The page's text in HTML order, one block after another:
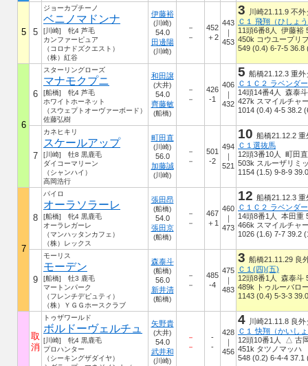
5 5
ジョーカプチーノ
ベニノマドンナ
[川崎] 牝4 芦毛
カンファーピュア
（コロナドズクエスト）
（株）紅谷
伊藤裕
(川崎)
54.0
田邊陽
(川崎)
－
－
452
＋2
443
｜
453
3
川崎21.11.9 不外
Ｃ１ 飛翔（ひしょ
11頭6番8人 伊藤裕
450k コウユープリ
549 (0.4) 6-7-5 36.8
6
6
スターリングローズ
マナモクプニ
[船橋] 牝4 芦毛
ホワイトホーネット
（スウェプトオーヴァーボード）
佐藤弘樹
和田譲
(大井)
54.0
齊藤敏
(船橋)
－
－
426
-1
406
｜
432
5 船橋21.12.3 重外
14頭14番4人 森泰
427k スマイルチャ
1014 (0.4) 4-5 38.2
7
カネヒキリ
スケールアップ
[川崎] 牡8 黒鹿毛
ダイコーマリーン
（シャンハイ）
高岡浩行
町田直
(川崎)
56.0
加藤誠
(川崎)
－
－
501
-2
494
｜
521
10 船橋21.12.2 重
Ｃ１選抜馬
12頭3番10人 町田
503k スルーザリミ
1154 (1.5) 9-8-9
7
8
パイロ
オーラソラーレ
[船橋] 牝4 黒鹿毛
オーラレガーレ
（マンハッタンカフェ）
（株）レックス
張田昂
(船橋)
54.0
張田京
(船橋)
－
－
467
＋1
460
｜
473
12 船橋21.12.3 重
14頭8番1人 本田重
466k スマイルチャ
1026 (1.6) 7-7 39.2
9
モーリス
モーデン
[船橋] 牡3 鹿毛
マートンパーク
（フレンチデピュティ）
（株）ＹＧＧホースクラブ
森泰斗
(船橋)
56.0
新井清
(船橋)
－
－
485
-4
475
｜
483
3 船橋21.11.29 良
Ｃ１(四)(五)
12頭8番1人 森泰斗
489k トゥルーバロ
1143 (0.4) 5-3-3
取
消
トゥザワールド
ボルドーヴェルチュ
[川崎] 牝4 黒鹿毛
プロハンター
（シーキングザダイヤ）
矢野貴
(大井)
54.0
武井和
(川崎)
－
－
-
-
428
｜
456
4
川崎21.11.8 良外
Ｃ１ 快翔（かいし
12頭10番1人 △ 古
451k タツノマッハ
548 (0.2) 6-4-4 37.1